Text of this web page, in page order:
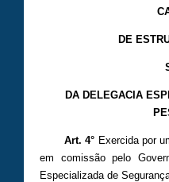
DE
DA DELEGACIA
Art. 4° Exercida por
em comissão pelo
Especializada de